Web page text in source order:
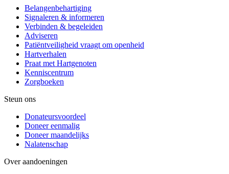
Belangenbehartiging
Signaleren & informeren
Verbinden & begeleiden
Adviseren
Patiëntveiligheid vraagt om openheid
Hartverhalen
Praat met Hartgenoten
Kenniscentrum
Zorgboeken
Steun ons
Donateursvoordeel
Doneer eenmalig
Doneer maandelijks
Nalatenschap
Over aandoeningen